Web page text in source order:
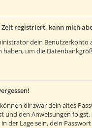
registriert, kann mich
dein
haben, um die
dir zwar dein altes
und den Anweisungen
der Lage sein, dein